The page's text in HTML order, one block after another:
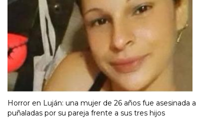
Horror en Luján: una mujer de 26 años fue asesinada a
puñaladas por su pareja frente a sus tres hijos